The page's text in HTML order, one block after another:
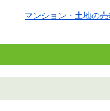
マンション・土地の